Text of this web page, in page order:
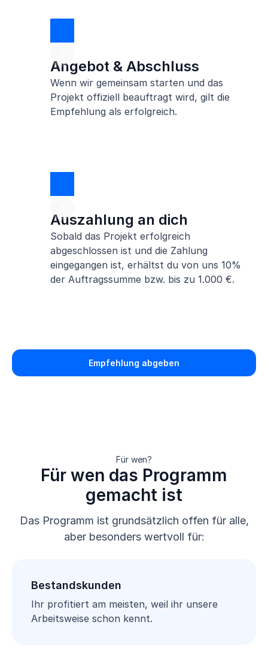
Angebot & Abschluss
Wenn wir gemeinsam starten und das
Projekt offiziell beauftragt wird, gilt die
Empfehlung als erfolgreich.
Auszahlung an dich
Sobald das Projekt erfolgreich
abgeschlossen ist und die Zahlung
eingegangen ist, erhältst du von uns 10%
der Auftragssumme bzw. bis zu 1.000 €.
Empfehlung abgeben
Für wen?
Für wen das Programm
gemacht ist
Das Programm ist grundsätzlich offen für alle,
aber besonders wertvoll für:
Bestandskunden
Ihr profitiert am meisten, weil ihr unsere
Arbeitsweise schon kennt.